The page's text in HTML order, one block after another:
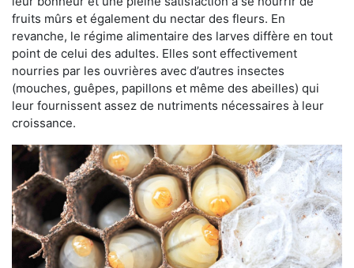
fruits mûrs et également du nectar des fleurs. En
revanche, le régime alimentaire des larves diffère en tout
point de celui des adultes. Elles sont effectivement
nourries par les ouvrières avec d’autres insectes
(mouches, guêpes, papillons et même des abeilles) qui
leur fournissent assez de nutriments nécessaires à leur
croissance.